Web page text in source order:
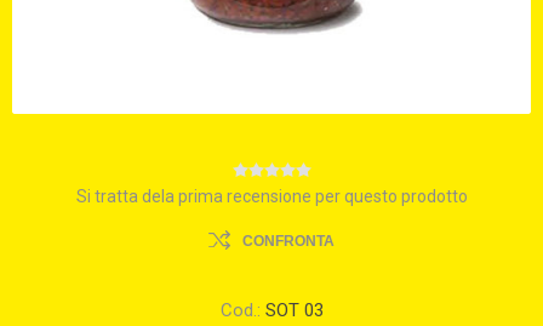
Si tratta dela prima recensione per questo prodotto
CONFRONTA
Cod.: SOT 03